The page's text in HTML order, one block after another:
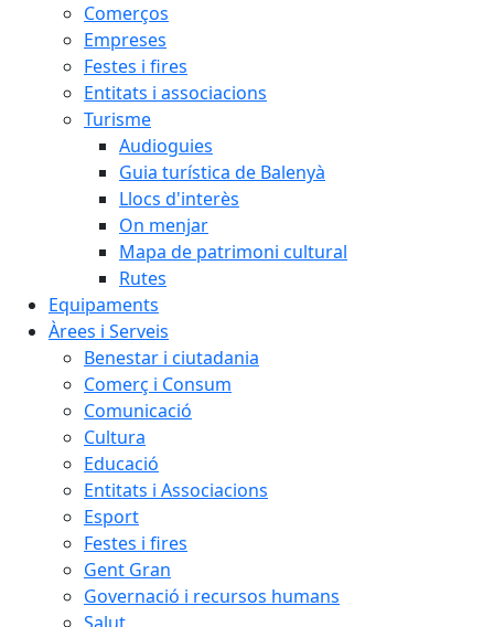
Comerços
Empreses
Festes i fires
Entitats i associacions
Turisme
Audioguies
Guia turística de Balenyà
Llocs d'interès
On menjar
Mapa de patrimoni cultural
Rutes
Equipaments
Àrees i Serveis
Benestar i ciutadania
Comerç i Consum
Comunicació
Cultura
Educació
Entitats i Associacions
Esport
Festes i fires
Gent Gran
Governació i recursos humans